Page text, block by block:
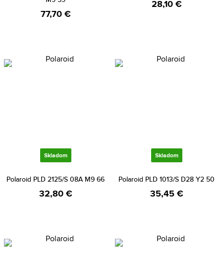
77,70 €
28,10 €
Skladom
Polaroid PLD 2125/S 08A M9 66
32,80 €
Skladom
Polaroid PLD 1013/S D28 Y2 50
35,45 €